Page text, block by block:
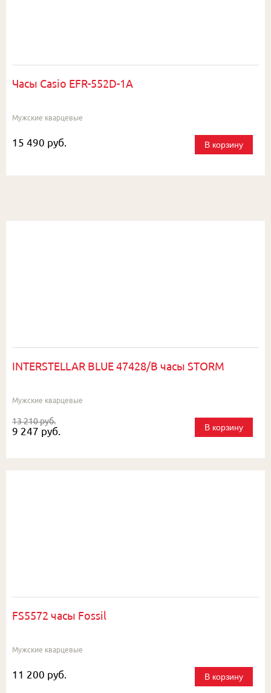
Часы Casio EFR-552D-1A
Мужские кварцевые
15 490 руб. В корзину
INTERSTELLAR BLUE 47428/B часы STORM
Мужские кварцевые
13 210 руб.
9 247 руб. В корзину
FS5572 часы Fossil
Мужские кварцевые
11 200 руб. В корзину